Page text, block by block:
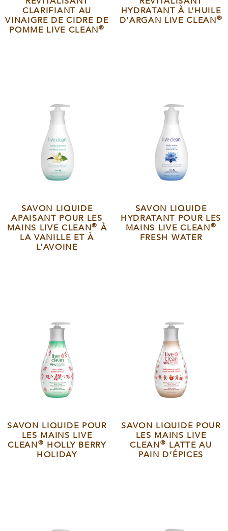
CLARIFIANT AU
VINAIGRE DE CIDRE DE
POMME LIVE CLEAN®
HYDRATANT À L’HUILE
D’ARGAN LIVE CLEAN®
SAVON LIQUIDE
APAISANT POUR LES
MAINS LIVE CLEAN® À
LA VANILLE ET À
L’AVOINE
SAVON LIQUIDE
HYDRATANT POUR LES
MAINS LIVE CLEAN®
FRESH WATER
SAVON LIQUIDE POUR
LES MAINS LIVE
CLEAN® HOLLY BERRY
HOLIDAY
SAVON LIQUIDE POUR
LES MAINS LIVE
CLEAN® LATTE AU
PAIN D’ÉPICES